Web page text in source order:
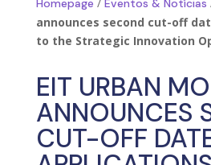
Homepage Eventos & Notícias
announces second cut-off
to the Strategic Innovation
EIT URBAN
ANNOUNCES
CUT-OFF